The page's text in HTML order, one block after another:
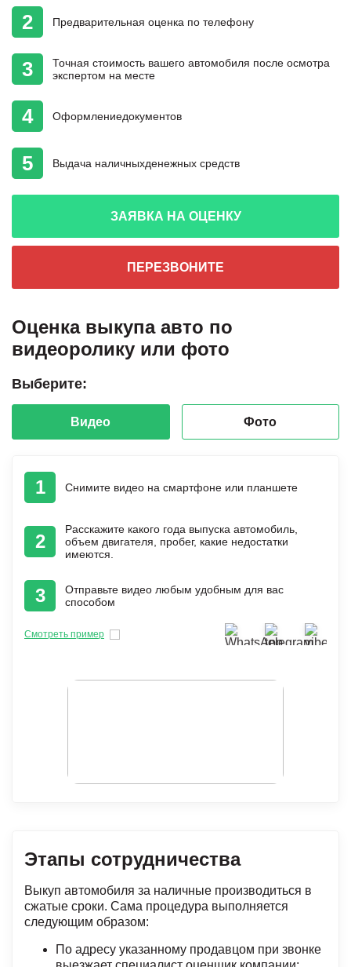
2 Предварительная оценка по телефону
3 Точная стоимость вашего автомобиля после осмотра
экспертом на месте
4 Оформлениедокументов
5 Выдача наличныхденежных средств
ЗАЯВКА НА ОЦЕНКУ
ПЕРЕЗВОНИТЕ
Оценка выкупа авто по
видеоролику или фото
Выберите:
Видео Фото
1 Снимите видео на смартфоне или планшете
2
Расскажите какого года выпуска автомобиль,
объем двигателя, пробег, какие недостатки
имеются.
3
Отправьте видео любым удобным для вас
способом
Смотреть пример
Этапы сотрудничества
Выкуп автомобиля за наличные производиться в
сжатые сроки. Сама процедура выполняется
следующим образом:
По адресу указанному продавцом при звонке